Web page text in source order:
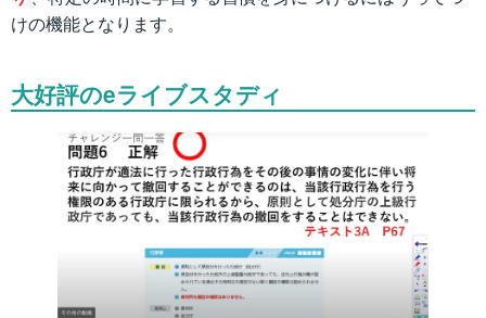
けの機能となります。
大好評のeライブスタディ